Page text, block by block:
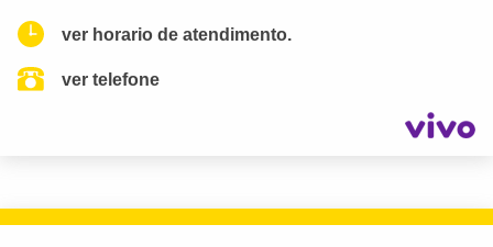
ver horario de atendimento.
ver telefone